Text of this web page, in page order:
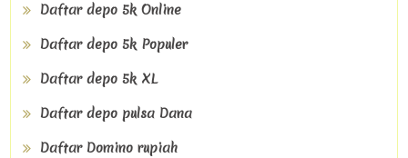
Daftar depo 5k Online
Daftar depo 5k Populer
Daftar depo 5k XL
Daftar depo pulsa Dana
Daftar Domino rupiah